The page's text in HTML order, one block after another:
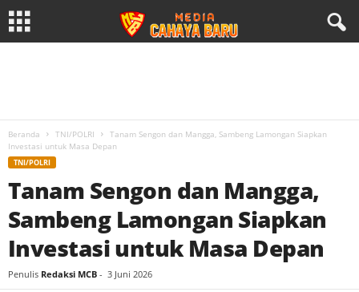
Beranda TNI/POLRI
Tanam Sengon dan Mangga, Sambeng Lamongan Siapkan
Investasi untuk Masa Depan
TNI/POLRI
Tanam Sengon dan Mangga,
Sambeng Lamongan Siapkan
Investasi untuk Masa Depan
Penulis Redaksi MCB - 3 Juni 2026